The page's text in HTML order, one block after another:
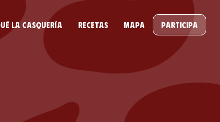
la casquería Recetas Mapa Participa